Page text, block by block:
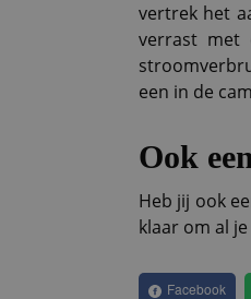
vertrek het
verrast met
een in de
Ook
Heb jij ook
klaar om al
Facebook